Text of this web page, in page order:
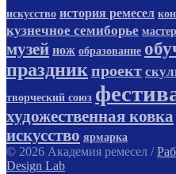
искусство история ремесел
кузнечное семиборье мастер
музей нож образование
праздникпроект
творческий союз
художественная ковка
искусство ярмарка
© 2026 Академия ремесел /
Design Lab